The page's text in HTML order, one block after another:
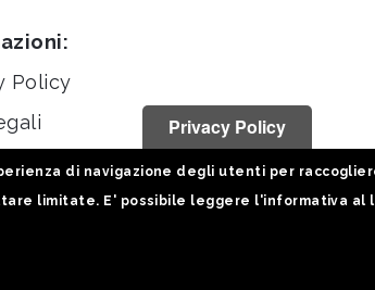
Policy
Privacy Policy
di navigazione degli utenti per
limitate. E' possibile leggere l'informativa al